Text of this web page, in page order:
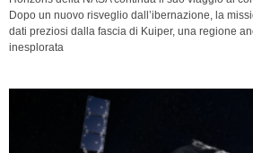
Dopo un nuovo risveglio dall’ibernazione, la
dati preziosi dalla fascia di Kuiper, una regione
inesplorata